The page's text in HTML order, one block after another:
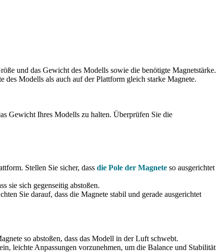
und das Gewicht des Modells sowie die benötigte Magnetstärke.
Modells als auch auf der Plattform gleich starke Magnete.
Gewicht Ihres Modells zu halten. Überprüfen Sie die
Stellen Sie sicher, dass die Pole der Magnete so ausgerichtet
sie sich gegenseitig abstoßen.
Sie darauf, dass die Magnete stabil und gerade ausgerichtet
so abstoßen, dass das Modell in der Luft schwebt.
leichte Anpassungen vorzunehmen, um die Balance und Stabilität